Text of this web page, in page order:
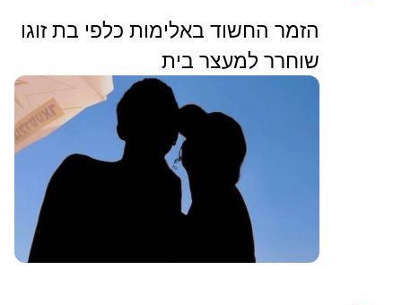
הזמר החשוד באלימות כלפי בת זוגו
שוחרר למעצר בית